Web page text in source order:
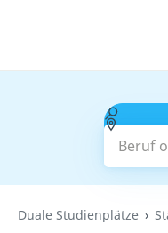
Beruf
Duale Studienplätze